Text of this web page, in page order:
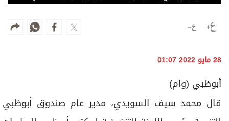
إنفوجراف
قصة صورة
عدد اليوم
28 مايو 2022 01:07
أبوظبي (وام)
قال محمد سيف السويدي، مدير عام صندوق أبوظبي